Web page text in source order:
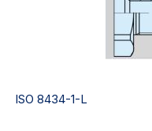
ISO 8434-1-L